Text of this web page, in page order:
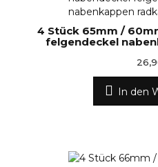
4 Stück 65mm /
felgendeckel
In den